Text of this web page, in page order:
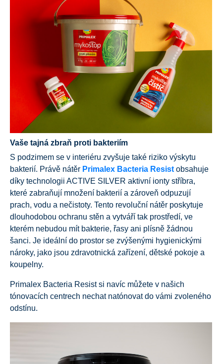
Vaše tajná zbraň proti bakteriím
S podzimem se v interiéru zvyšuje také riziko výskytu
bakterií. Právě nátěr Primalex Bacteria Resist obsahuje
díky technologii ACTIVE SILVER aktivní ionty stříbra,
které zabraňují množení bakterií a zároveň odpuzují
prach, vodu a nečistoty. Tento revoluční nátěr poskytuje
dlouhodobou ochranu stěn a vytváří tak prostředí, ve
kterém nebudou mít bakterie, řasy ani plísně žádnou
šanci. Je ideální do prostor se zvýšenými hygienickými
nároky, jako jsou zdravotnická zařízení, dětské pokoje a
koupelny.
Primalex Bacteria Resist si navíc můžete v našich
tónovacích centrech nechat natónovat do vámi zvoleného
odstínu.